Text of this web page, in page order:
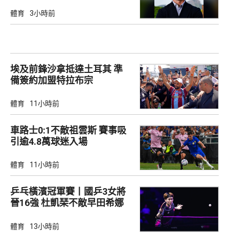
體育 3小時前
埃及前鋒沙拿抵達土耳其 準
備簽約加盟特拉布宗
體育 11小時前
車路士0:1不敵祖雲斯 賽事吸
引逾4.8萬球迷入場
體育 11小時前
乒乓橫濱冠軍賽丨國乒3女將
晉16強 杜凱琹不敵早田希娜
體育 13小時前